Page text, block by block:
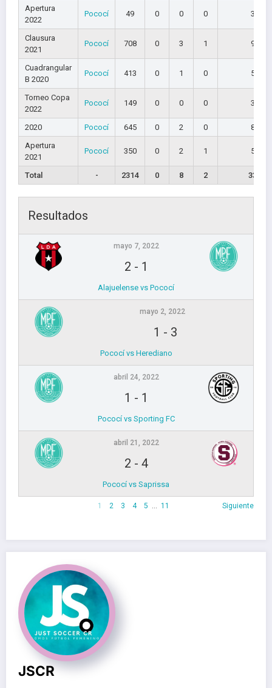
Apertura
2022
Pococí 49 0 0 0 3
Clausura
2021
Pococí 708 0 3 1 9
Cuadrangular
B 2020
Pococí 413 0 1 0 5
Torneo Copa
2022
Pococí 149 0 0 0 3
2020 Pococí 645 0 2 0
8
Apertura
2021
Pococí 350 0 2 1 5
Total - 2314 0 8 2 33
Resultados
mayo 7, 2022
2 - 1
Alajuelense vs Pococí
mayo 2, 2022
1 - 3
Pococí vs Herediano
abril 24, 2022
1 - 1
Pococí vs Sporting FC
abril 21, 2022
2 - 4
Pococí vs Saprissa
1 2 3 4 5 … 11 Siguiente
JSCR